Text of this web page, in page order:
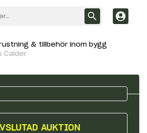
& tillbehör inom bygg
Calder
AUKTION